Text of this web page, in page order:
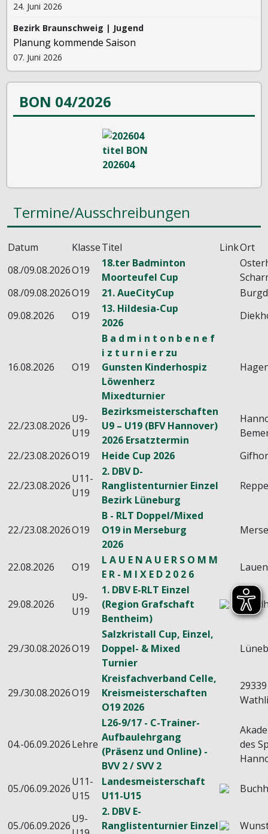
24. Juni 2026
Bezirk Braunschweig | Jugend
Planung kommende Saison
07. Juni 2026
BON 04/2026
Termine/Ausschreibungen
Datum KlasseTitel LinkOrt
08./09.08.2026O19
18.ter Badminton
Moorteufel Cup
08./09.08.2026O19 21. AueCityCup
09.08.2026
O19
13. Hildesia-Cup
2026
16.08.2026 O19
B a d m i n t o n b e n e f
i z t u r n i e r zu
Gunsten Kinderhospiz
Löwenherz
Mixedturnier
22./23.08.2026
U9-
U19
Bezirksmeisterschaften
U9 – U19 (BFV Hannover)
2026 Ersatztermin
22./23.08.2026O19 Heide Cup 2026
22./23.08.2026
U11-
U19
2. DBV D-
Ranglistenturnier Einzel
Bezirk Lüneburg
22./23.08.2026O19
B - RLT Doppel/Mixed
O19 in Merseburg
2026
22.08.2026 O19
L A U E N A U E R S O M M
E R - M I X E D 2 0 2 6
29.08.2026
U9-
U19
1. DBV E-RLT Einzel
(Region Grafschaft
Bentheim)
29./30.08.2026O19
Salzkristall Cup, Einzel,
Doppel- & Mixed
Turnier
29./30.08.2026O19
Kreisfachverband Celle,
Kreismeisterschaften
O19 2026
29339
04.-06.09.2026Lehre
L26-9/17 - C-Trainer-
Aufbaulehrgang
(Präsenz und Online) -
BVV 2 / SVV 2
des
05./06.09.2026
U11-
U15
Landesmeisterschaft
U11-U15
05./06.09.2026
U9-
2. DBV E-
Ranglistenturnier Einzel